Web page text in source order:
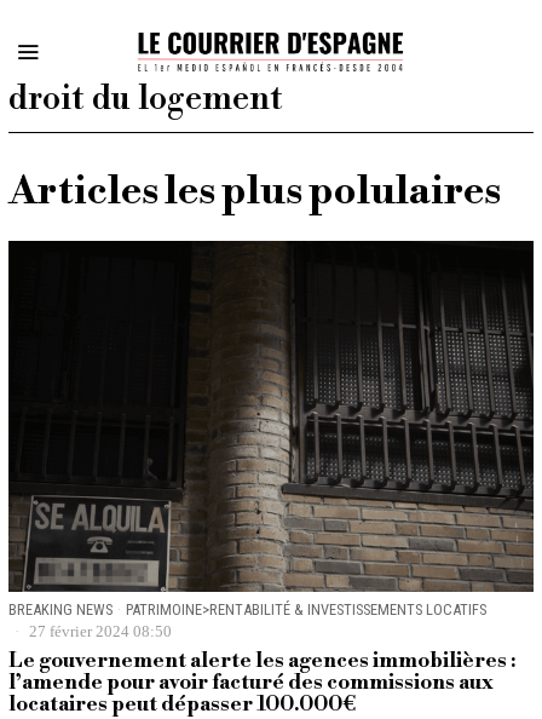
droit du logement
Articles les plus polulaires
BREAKING NEWS · PATRIMOINE>RENTABILITÉ & INVESTISSEMENTS LOCATIFS
27 février 2024 08:50
Le gouvernement alerte les agences immobilières :
l’amende pour avoir facturé des commissions aux
locataires peut dépasser 100.000€